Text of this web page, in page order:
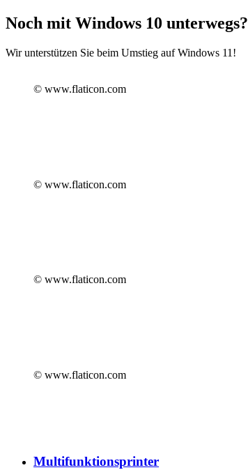
Noch mit Windows 10 unterwegs?
Wir unterstützen Sie beim Umstieg auf Windows 11!
© www.flaticon.com
© www.flaticon.com
© www.flaticon.com
© www.flaticon.com
Multifunktionsprinter